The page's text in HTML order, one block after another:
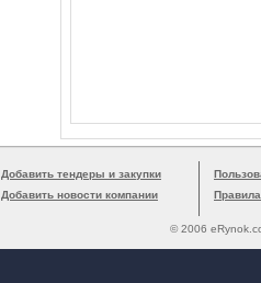
Добавить тендеры и закупки
Добавить новости компании
© 2006